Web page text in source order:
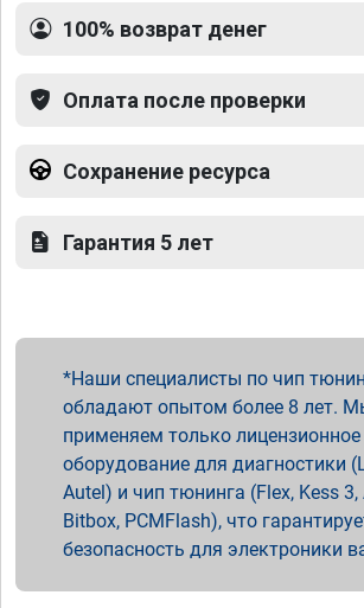
100% возврат денег
Оплата после проверки
Сохранение ресурса
Гарантия 5 лет
Наши специалисты по чип
обладают опытом более 8 лет.
применяем только лицензионное
оборудование для диагностики
Autel) и чип тюнинга (Flex, Kess 3,
Bitbox, PCMFlash), что
безопасность для электроники